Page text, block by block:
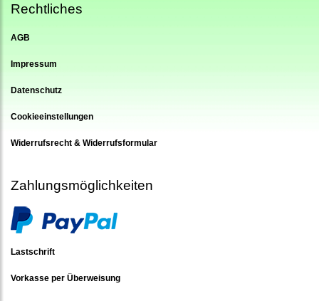
Rechtliches
AGB
Impressum
Datenschutz
Cookieeinstellungen
Widerrufsrecht & Widerrufsformular
Zahlungsmöglichkeiten
Lastschrift
Vorkasse per Überweisung